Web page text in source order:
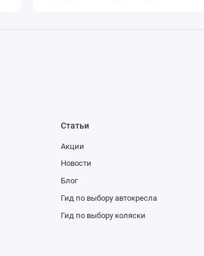
Статьи
Акции
Новости
Блог
Гид по выбору автокресла
Гид по выбору коляски